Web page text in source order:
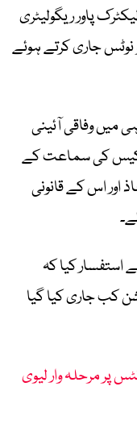
پاور ریگولیٹری
نوٹس جاری کرتے ہوئے
میں وفاقی آئینی
سے کیس کی سماعت کے
اور اس کے قانونی
کیا کہ
کب جاری کیا گیا
پر مرحلہ وار لیوی